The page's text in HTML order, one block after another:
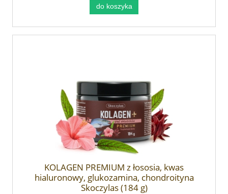
do koszyka
KOLAGEN PREMIUM z łososia, kwas
hialuronowy, glukozamina, chondroityna
Skoczylas (184 g)